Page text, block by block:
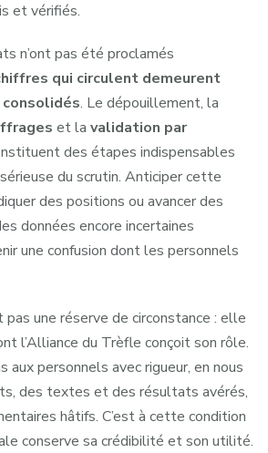
et vérifiés.
n’ont pas été proclamés
qui circulent demeurent
. Le dépouillement, la
et lavalidation par
des étapes indispensables
du scrutin. Anticiper cette
des positions ou avancer des
données encore incertaines
une confusion dont les personnels
pas une réserve de circonstance : elle
l’Alliance du Trèfle conçoit son rôle.
aux personnels avec rigueur, en nous
des textes et des résultats avérés,
hâtifs. C’est à cette condition
conserve sa crédibilité et son utilité.